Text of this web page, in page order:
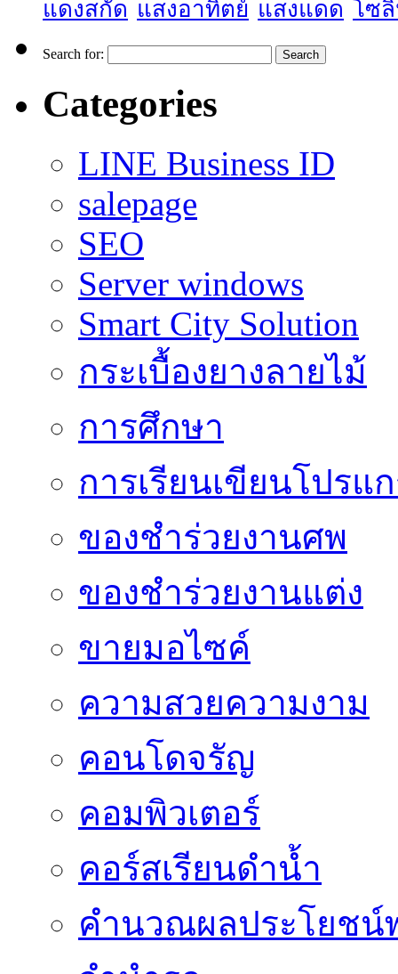
แดงสกัด แสงอาทิตย์ แสงแดด โซ
Search for:
Categories
LINE Business ID
salepage
SEO
Server windows
Smart City Solution
กระเบื้องยางลายไม้
การศึกษา
การเรียนเขียนโปรแ
ของชำร่วยงานศพ
ของชำร่วยงานแต่ง
ขายมอไซค์
ความสวยความงาม
คอนโดจรัญ
คอมพิวเตอร์
คอร์สเรียนดำน้ำ
คำนวณผลประโยชน์